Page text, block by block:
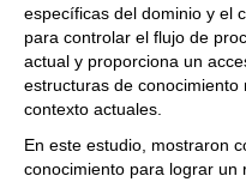
específicas del dominio y el
para controlar el flujo de
actual y proporciona un
estructuras de
contexto actuales.
En este estudio, mostraron
conocimiento para lograr un